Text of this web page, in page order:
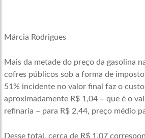
Márcia Rodrigues
Mais da metade do preço da gasolina
cofres públicos sob a forma de
51% incidente no valor final faz o
aproximadamente R$ 1,04 – que é o
refinaria – para R$ 2,44, preço médio
Desse total, cerca de R$ 1,07